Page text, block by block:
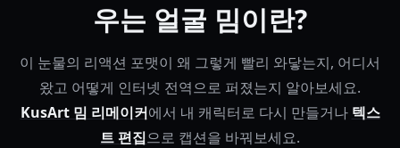
우는 얼굴 밈이란?
이 눈물의 리액션 포맷이 왜 그렇게 빨리 와닿는지, 어디서
왔고 어떻게 인터넷 전역으로 퍼졌는지 알아보세요.
KusArt 밈 리메이커에서 내 캐릭터로 다시 만들거나 텍스
트 편집으로 캡션을 바꿔보세요.